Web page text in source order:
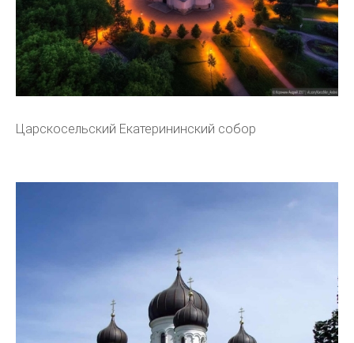
Царскосельский Екатерининский собор